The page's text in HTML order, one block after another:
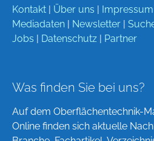
Kontakt Über uns
Impressum
Mediadaten
Newsletter
Jobs
Datenschutz Partner
Was finden Sie bei uns?
Auf dem Oberflächentechnik-
Online finden sich aktuelle